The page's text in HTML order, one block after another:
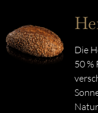
Die
50 %